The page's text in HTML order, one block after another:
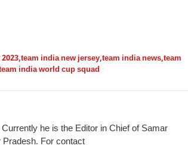
,team india new jersey,team india news,team
india world cup squad
he is the Editor in Chief of Samar
For contact